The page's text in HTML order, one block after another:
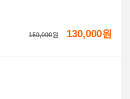
150,000원 130,000원